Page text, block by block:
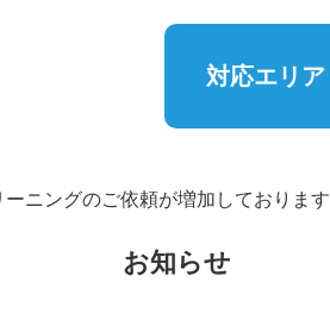
対応エリア
ーニングのご依頼が増加しております
お知らせ